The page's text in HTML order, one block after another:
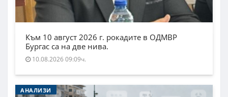
Към 10 август 2026 г. рокадите в ОДМВР
Бургас са на две нива.
10.08.2026 09:09ч.
АНАЛИЗИ